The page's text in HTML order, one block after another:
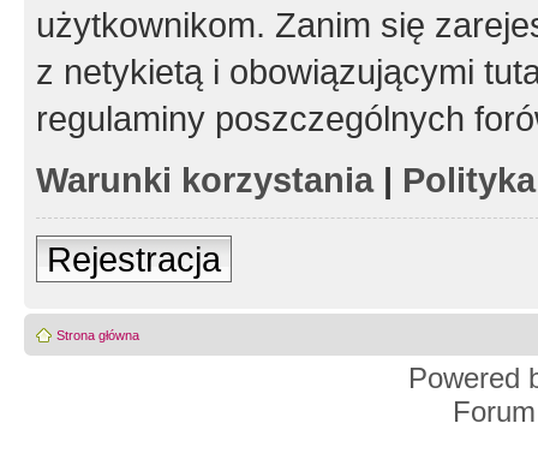
użytkownikom. Zanim się
z netykietą i obowiązującymi
regulaminy poszczególnych
Warunki korzystania|
Rejestracja
Strona główna
Powered